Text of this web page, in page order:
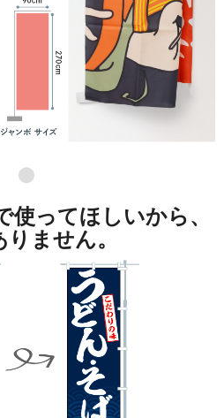
●
ってほしいから、
ません。